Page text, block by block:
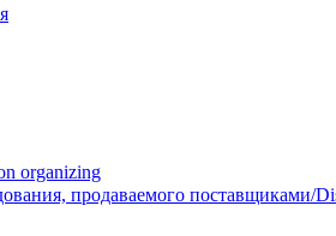
organizing
продаваемого поставщиками/